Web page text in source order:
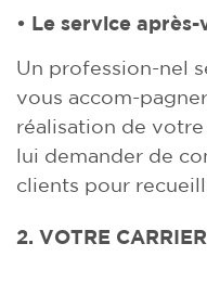
• Le service après-
Un profession-nel
vous accom-
réalisation de votre
lui demander de
clients pour
2. VOTRE